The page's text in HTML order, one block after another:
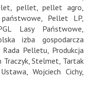
, pellet,pellet agro,
, Pellet LP,
Lasy Państwowe,
izba gospodarcza
Rada Pelletu, Produkcja
Traczyk,Stelmet, Tartak
Ustawa,Wojciech Cichy,